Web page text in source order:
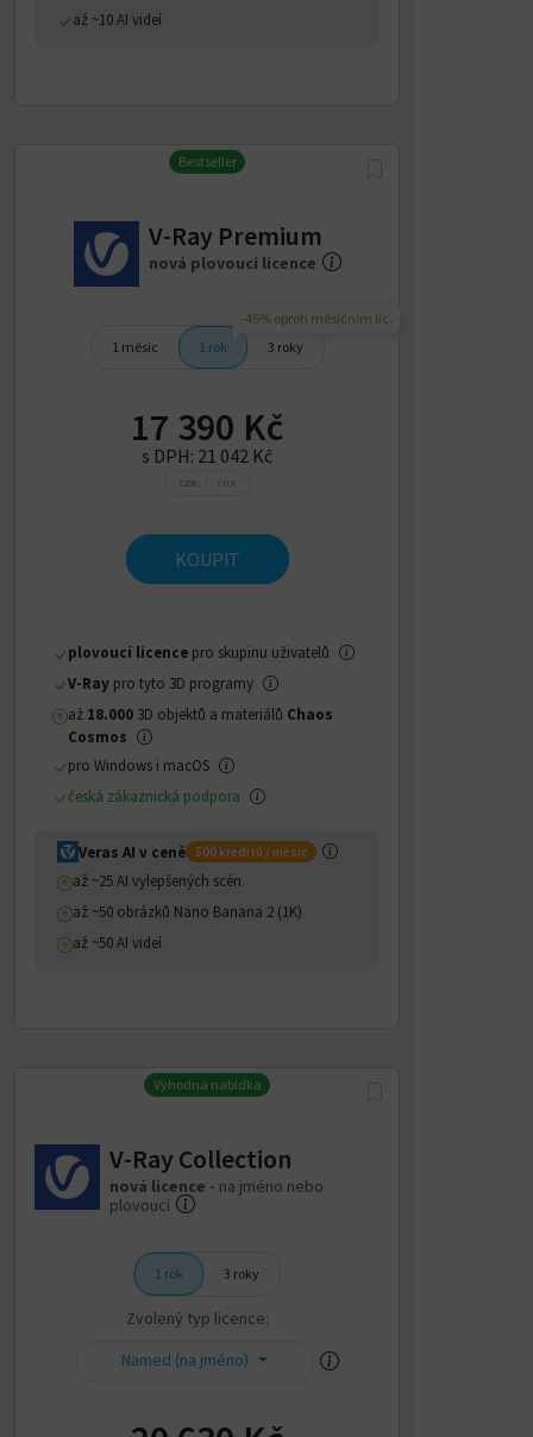
až ~10 AI videí
Bestseller
V-Ray Premium
nová plovoucí licence
1 měsíc 1 rok
-45% oproti měsíčním lic.
3 roky
17 390 Kč
s DPH: 21 042 Kč
CZK EUR
KOUPIT
plovoucí licence pro skupinu uživatelů
V-Ray pro tyto 3D programy
až 18.000 3D objektů a materiálů Chaos
Cosmos
pro Windows i macOS
česká zákaznická podpora
Veras AI v ceně 500 kreditů / měsíc
až ~25 AI vylepšených scén
až ~50 obrázků Nano Banana 2 (1K)
až ~50 AI videí
Výhodná nabídka
V-Ray Collection
nová licence - na jméno nebo
plovoucí
1 rok 3 roky
Zvolený typ licence:
Named (na jméno)